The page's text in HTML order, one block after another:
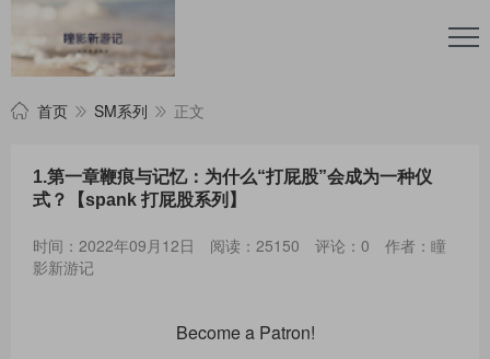
首页 SM系列 正文
1.第一章鞭痕与记忆：为什么“打屁股”会成为一种仪
式？【spank 打屁股系列】
时间：2022年09月12日 阅读：25150 评论：0
作者：瞳
影新游记
Become a Patron!